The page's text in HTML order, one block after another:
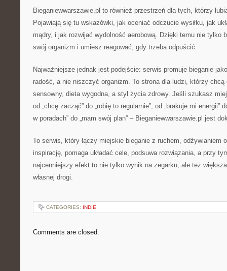
Bieganiewwarszawie.pl to również przestrzeń dla tych, którzy
Pojawiają się tu wskazówki, jak oceniać odczucie wysiłku, jak
mądry, i jak rozwijać wydolność aerobową. Dzięki temu nie tylko
swój organizm i umiesz reagować, gdy trzeba odpuścić.
Najważniejsze jednak jest podejście: serwis promuje bieganie
radość, a nie niszczyć organizm. To strona dla ludzi, którzy
sensowny, dieta wygodna, a styl życia zdrowy. Jeśli szukasz
od „chcę zacząć” do „robię to regularnie”, od „brakuje mi energii”
w poradach” do „mam swój plan” – Bieganiewwarszawie.pl jest
To serwis, który łączy miejskie bieganie z ruchem, odżywianiem
inspirację, pomaga układać cele, podsuwa rozwiązania, a przy
najcenniejszy efekt to nie tylko wynik na zegarku, ale też
własnej drogi.
CATEGORIES: INDIE
Comments are closed.